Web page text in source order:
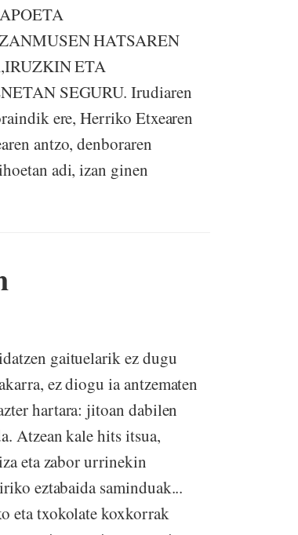
HATSAREN
ETA
SEGURU. Irudiaren
ere, Herriko Etxearen
antzo, denboraren
adi, izan ginen
gaituelarik ez dugu
ez diogu ia antzematen
hartara: jitoan dabilen
Atzean kale hits itsua,
eta zabor urrinekin
eztabaida saminduak...
eta txokolate koxkorrak